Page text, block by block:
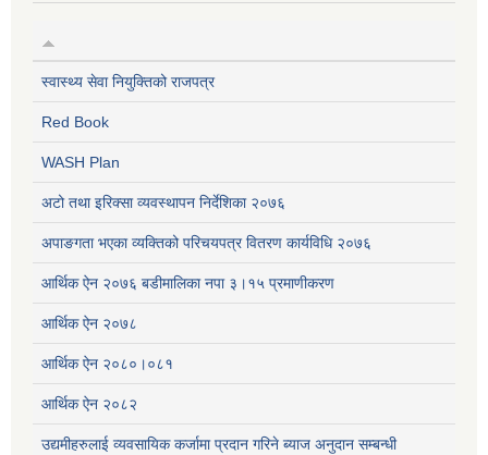
स्वास्थ्य सेवा नियुक्तिको राजपत्र
Red Book
WASH Plan
अटो तथा इरिक्सा व्यवस्थापन निर्देशिका २०७६
अपाङगता भएका व्यक्तिको परिचयपत्र वितरण कार्यविधि २०७६
आर्थिक ऐन २०७६ बडीमालिका नपा ३।१५ प्रमाणीकरण
आर्थिक ऐन २०७८
आर्थिक ऐन २०८०।०८१
आर्थिक ऐन २०८२
उद्यमीहरुलाई व्यवसायिक कर्जामा प्रदान गरिने ब्याज अनुदान सम्बन्धी